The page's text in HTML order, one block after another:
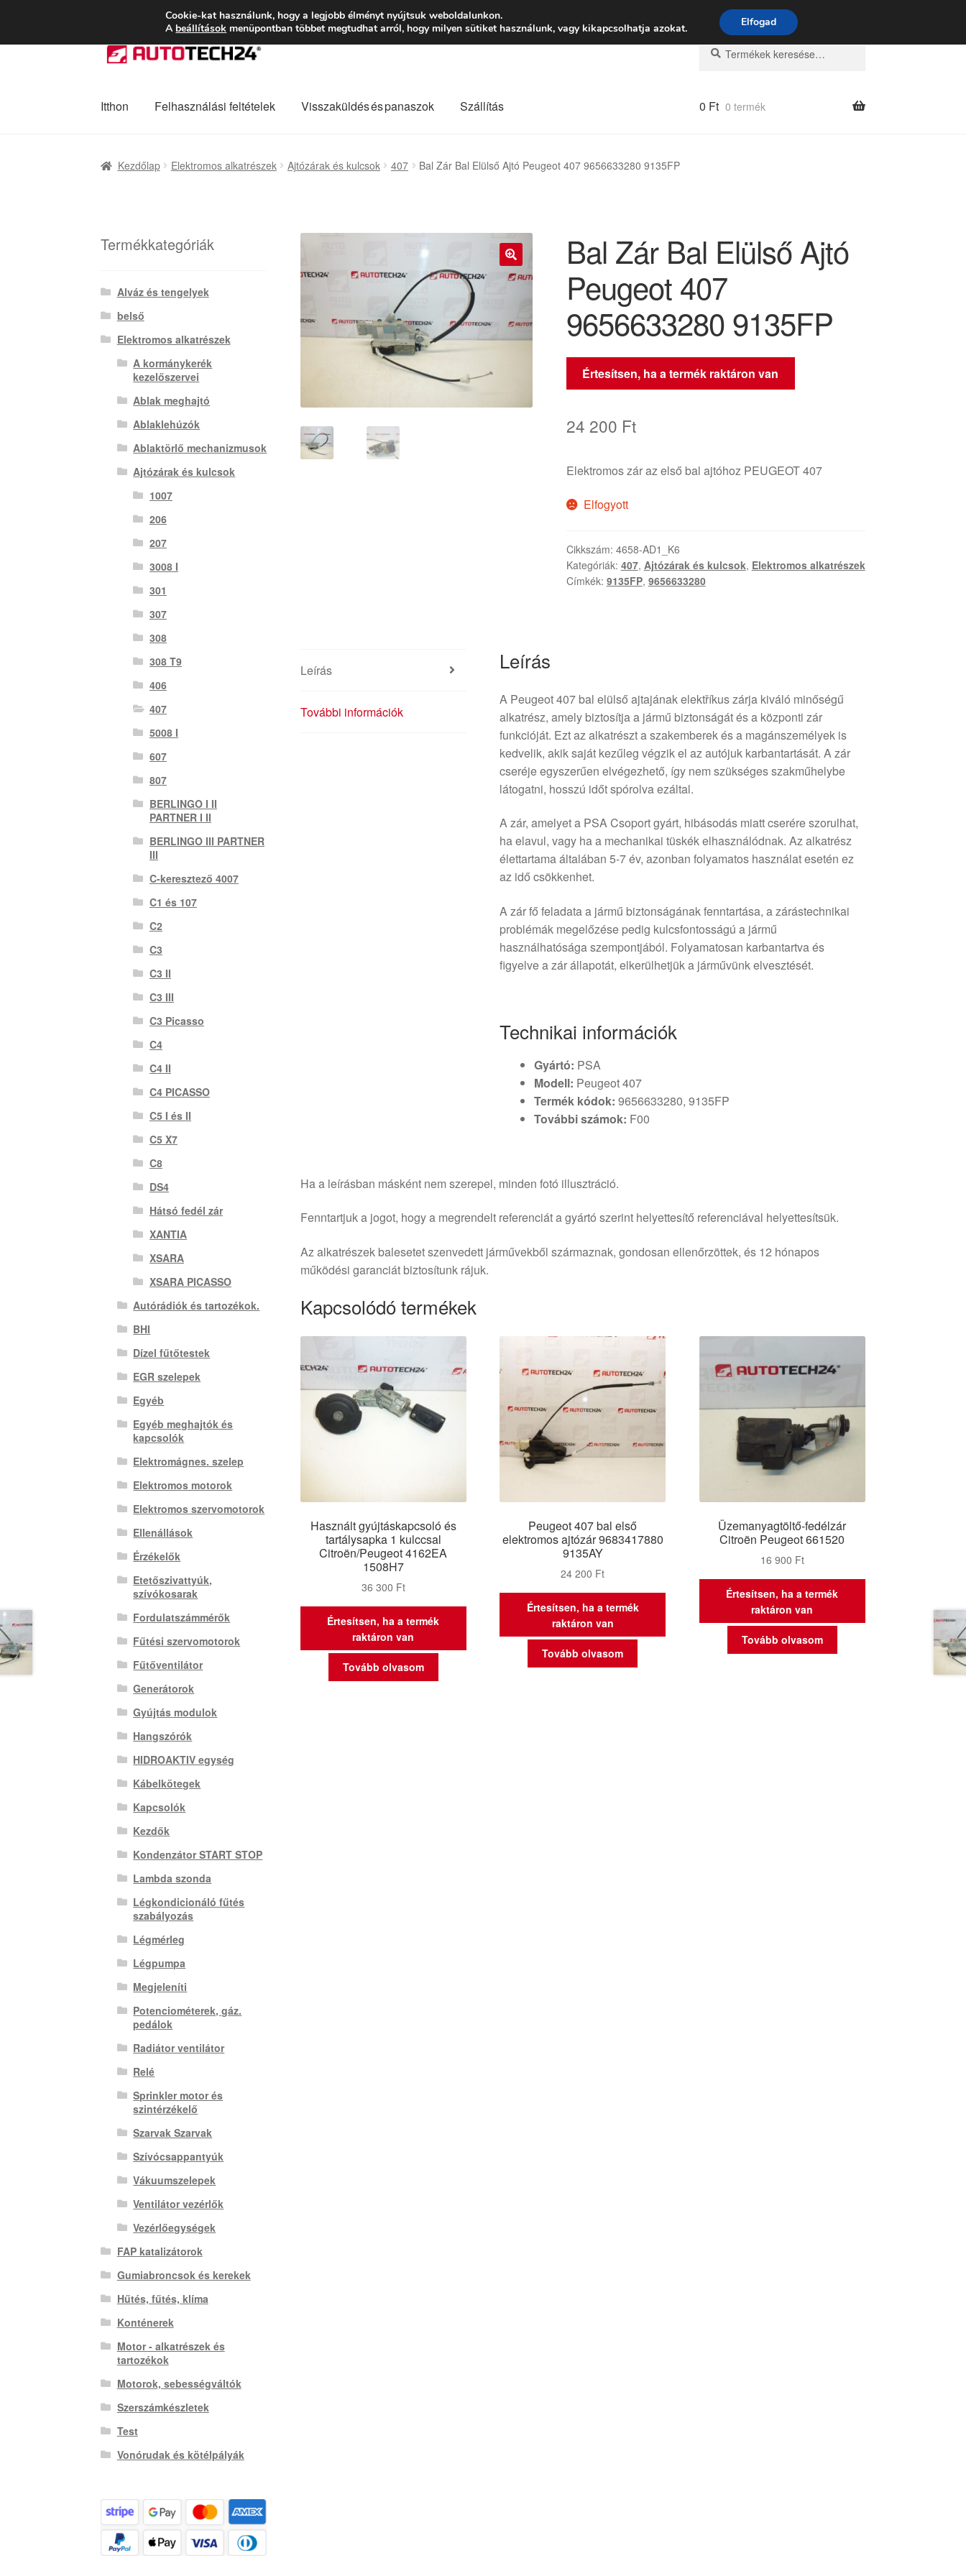
SZÁLLÍTÁS 2618 Ft-tól Hétfő-Péntek 9:00–16:0006 80 088 054
Ugrás
a
Kilépés
a
Keresés
Keresés
Itthon Felhasználási feltételek Visszaküldés és panaszok Szállítás 0 Ft 0 termék
Kezdőlap Elektromos alkatrészek Ajtózárak és kulcsok 407 Bal Zár Bal Elülső Ajtó Peugeot 407 9656633280 9135FP
🔍
Bal Zár Bal Elülső Ajtó
Peugeot 407
9656633280 9135FP
Értesítsen, ha a termék raktáron van
24 200 Ft
Elektromos zár az első bal ajtóhoz PEUGEOT 407
Elfogyott
Cikkszám: 4658-AD1_K6
Kategóriák: 407, Ajtózárak és kulcsok, Elektromos alkatrészek
Címkék: 9135FP, 9656633280
Leírás
További információk
Leírás
A Peugeot 407 bal elülső ajtajának elektříkus zárja kiváló minőségű
alkatrész, amely biztosítja a jármű biztonságát és a központi zár
funkcióját. Ezt az alkatrészt a szakemberek és a magánszemélyek is
kedvelik, akik saját kezűleg végzik el az autójuk karbantartását. A zár
cseréje egyszerűen elvégezhető, így nem szükséges szakműhelybe
látogatni, hosszú időt spórolva ezáltal.
A zár, amelyet a PSA Csoport gyárt, hibásodás miatt cserére szorulhat,
ha elavul, vagy ha a mechanikai tüskék elhasználódnak. Az alkatrész
élettartama általában 5-7 év, azonban folyamatos használat esetén ez
az idő csökkenhet.
A zár fő feladata a jármű biztonságának fenntartása, a zárástechnikai
problémák megelőzése pedig kulcsfontosságú a jármű
használhatósága szempontjából. Folyamatosan karbantartva és
figyelve a zár állapotát, elkerülhetjük a járművünk elvesztését.
Technikai információk
Gyártó: PSA
Modell: Peugeot 407
Termék kódok: 9656633280, 9135FP
További számok: F00
Ha a leírásban másként nem szerepel, minden fotó illusztráció.
Fenntartjuk a jogot, hogy a megrendelt referenciát a gyártó szerint helyettesítő referenciával helyettesítsük.
Az alkatrészek balesetet szenvedett járművekből származnak, gondosan ellenőrzöttek, és 12 hónapos
működési garanciát biztosítunk rájuk.
Kapcsolódó termékek
Használt gyújtáskapcsoló és
tartálysapka 1 kulccsal
Citroën/Peugeot 4162EA
1508H7
36 300 Ft
Értesítsen, ha a termék
raktáron van
Tovább olvasom
Peugeot 407 bal első
elektromos ajtózár 9683417880
9135AY
24 200 Ft
Értesítsen, ha a termék
raktáron van
Tovább olvasom
Üzemanyagtöltő-fedélzár
Citroën Peugeot 661520
16 900 Ft
Értesítsen, ha a termék
raktáron van
Tovább olvasom
Termékkategóriák
Alváz és tengelyek
belső
Elektromos alkatrészek
A kormánykerék
kezelőszervei
Ablak meghajtó
Ablaklehúzók
Ablaktörlő mechanizmusok
Ajtózárak és kulcsok
1007
206
207
3008 I
301
307
308
308 T9
406
407
5008 I
607
807
BERLINGO I II
PARTNER I II
BERLINGO III PARTNER
III
C-keresztező 4007
C1 és 107
C2
C3
C3 II
C3 III
C3 Picasso
C4
C4 II
C4 PICASSO
C5 I és II
C5 X7
C8
DS4
Hátsó fedél zár
XANTIA
XSARA
XSARA PICASSO
Autórádiók és tartozékok.
BHI
Dízel fűtőtestek
EGR szelepek
Egyéb
Egyéb meghajtók és
kapcsolók
Elektromágnes. szelep
Elektromos motorok
Elektromos szervomotorok
Ellenállások
Érzékelők
Etetőszivattyúk,
szívókosarak
Fordulatszámmérők
Fűtési szervomotorok
Fűtőventilátor
Generátorok
Gyújtás modulok
Hangszórók
HIDROAKTIV egység
Kábelkötegek
Kapcsolók
Kezdők
Kondenzátor START STOP
Lambda szonda
Légkondicionáló fűtés
szabályozás
Légmérleg
Légpumpa
Megjeleníti
Potenciométerek, gáz.
pedálok
Radiátor ventilátor
Relé
Sprinkler motor és
szintérzékelő
Szarvak Szarvak
Szívócsappantyúk
Vákuumszelepek
Ventilátor vezérlők
Vezérlőegységek
FAP katalizátorok
Gumiabroncsok és kerekek
Hűtés, fűtés, klíma
Konténerek
Motor - alkatrészek és
tartozékok
Motorok, sebességváltók
Szerszámkészletek
Test
Vonórudak és kötélpályák
Cookie-kat használunk, hogy a legjobb élményt nyújtsuk weboldalunkon.
A beállítások menüpontban többet megtudhat arról, hogy milyen sütiket használunk, vagy kikapcsolhatja azokat. Elfogad